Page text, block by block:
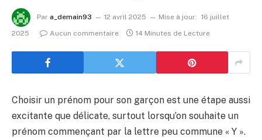
Par a_demain93 12 avril 2025 Mise à jour: 16 juillet
2025
Aucun commentaire 14 Minutes de Lecture
Choisir un prénom pour son garçon est une étape aussi
excitante que délicate, surtout lorsqu’on souhaite un
prénom commençant par la lettre peu commune « Y ».